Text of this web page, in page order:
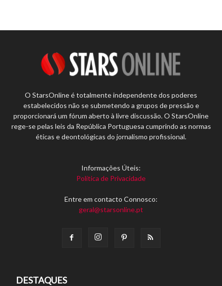
O StarsOnline é totalmente independente dos poderes
estabelecidos não se submetendo a grupos de pressão e
proporcionará um fórum aberto à livre discussão. O StarsOnline
rege-se pelas leis da República Portuguesa cumprindo as normas
éticas e deontológicas do jornalismo profissional.
Informações Úteis:
Política de Privacidade
Entre em contacto Connosco:
geral@starsonline.pt
DESTAQUES